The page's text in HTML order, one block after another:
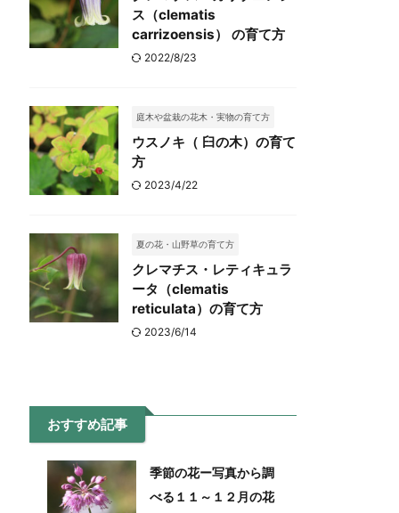
ス（clematis
carrizoensis） の育て方
2022/8/23
庭木や盆栽の花木・実物の育て方
ウスノキ（ 臼の木）の育て
方
2023/4/22
夏の花・山野草の育て方
クレマチス・レティキュラ
ータ（clematis
reticulata）の育て方
2023/6/14
おすすめ記事
季節の花ー写真から調
べる１１～１２月の花